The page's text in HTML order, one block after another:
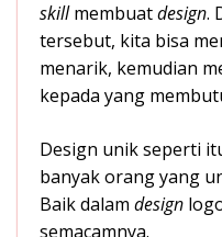
skillmembuatdesign.
tersebut, kita bisa
menarik, kemudian
kepada yang
Design unik seperti
banyak orang yang
Baik dalam design
semacamnya.